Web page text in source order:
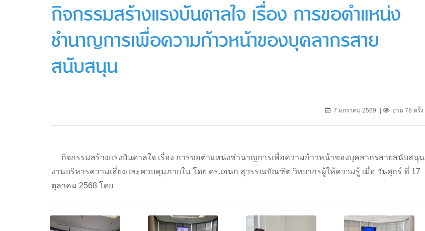
กิจกรรมสร้างแรงบันดาลใจ เรื่อง การขอตำแหน่ง
ชำนาญการเพื่อความก้าวหน้าของบุคลากรสาย
สนับสนุน
7 มกราคม 2569 อ่าน 78 ครั้ง
กิจกรรมสร้างแรงบันดาลใจ เรื่อง การขอตำแหน่งชำนาญการเพื่อความก้าวหน้าของบุคลากรสายสนับสนุน
งานบริหารความเสี่ยงและควบคุมภายใน โดย ดร.เอนก สุวรรณบัณฑิต วิทยากรผู้ให้ความรู้ เมื่อ วันศุกร์ ที่ 17
ตุลาคม 2568 โดย